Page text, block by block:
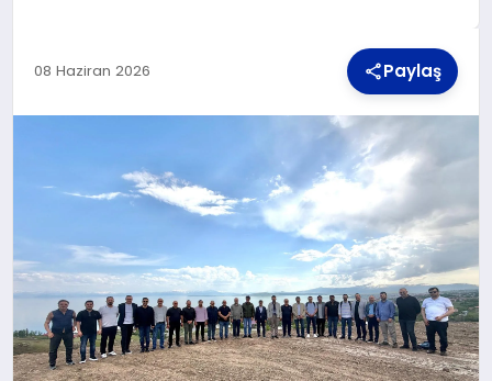
SPOR
MAGAZIN
YAŞAM
08 Haziran 2026 Paylaş